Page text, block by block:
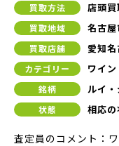
買取方法 店頭買
買取地域 名古
買取店舗 愛知
カテゴリー ワイン
銘柄 ルイ・
状態 相応の
査定員のコメント：